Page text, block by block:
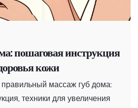
пошаговая инструкция
кожи
правильный массаж губ дома:
техники для увеличения